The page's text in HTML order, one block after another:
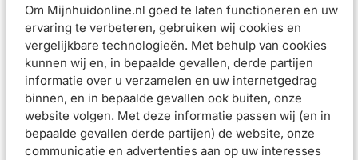
Om Mijnhuidonline.nl goed te laten functioneren en uw
ervaring te verbeteren, gebruiken wij cookies en
vergelijkbare technologieën. Met behulp van cookies
kunnen wij en, in bepaalde gevallen, derde partijen
informatie over u verzamelen en uw internetgedrag
binnen, en in bepaalde gevallen ook buiten, onze
website volgen. Met deze informatie passen wij (en in
bepaalde gevallen derde partijen) de website, onze
communicatie en advertenties aan op uw interesses
huidbarrière versterkt dankzij actieve ingrediënten die 3
lagen diep in de epidermis van de huid doordringen, voor
een 3-daags hydraterend effect.
Vichy Minéral 89 Serum Booster 50ml . Dagelijkse booster
met hyaluronzuur en 89% Mineraliserend Thermaal Water
voor een sterkere huid.